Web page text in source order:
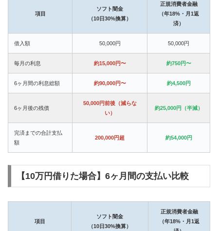
項目
ソフト闇金
（10日30%換算）
正規消費者金融
（年18%・月1返
済）
借入額 50,000円 50,000円
毎月の利息 約15,000円〜 約750円〜
6ヶ月間の利息総額 約90,000円〜 約4,500円
6ヶ月後の残債
50,000円前後（減らな
い）
約25,000円（半減）
完済までの合計支払
額
200,000円超 約54,000円
【10万円借りた場合】6ヶ月間の支払い比較
項目
ソフト闇金
（10日30%換算）
正規消費者金融
（年18%・月1返